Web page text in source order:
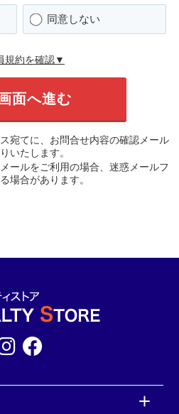
同意しない
規約を確認▼
宛てに、お問合せ内容の確認メール
いたします。
ールをご利用の場合、迷惑メールフ
場合があります。